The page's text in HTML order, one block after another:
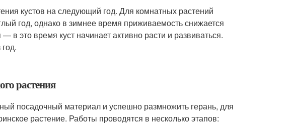
кустов на следующий год. Для комнатных растений
год, однако в зимнее время приживаемость снижается
это время куст начинает активно расти и развиваться.
растения
посадочный материал и успешно размножить герань, для
растение. Работы проводятся в несколько этапов: